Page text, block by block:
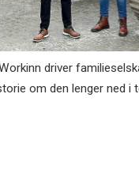
driver
om den lenger ned i